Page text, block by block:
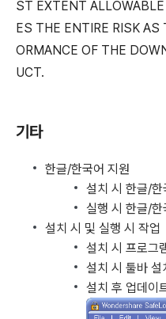
ST EXTENT
ES THE ENTIRE RISK
ORMANCE OF THE
UCT.
기타
한글/한국어 지원
설치 시 한글/
실행 시 한글/
설치 시 및 실행 시 작업
설치 시 프로그
설치 시 툴바 설
설치 후 업데이